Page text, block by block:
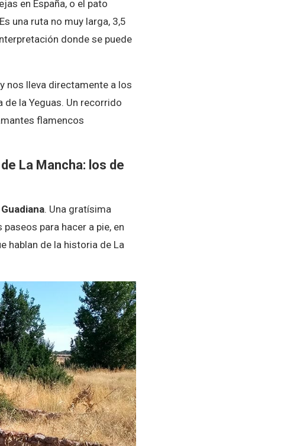
en España, o el pato
una ruta no muy larga, 3,5
donde se puede
nos lleva directamente a los
la Yeguas. Un recorrido
flamencos
La Mancha: los de
Guadiana. Una gratísima
para hacer a pie, en
hablan de la historia de La